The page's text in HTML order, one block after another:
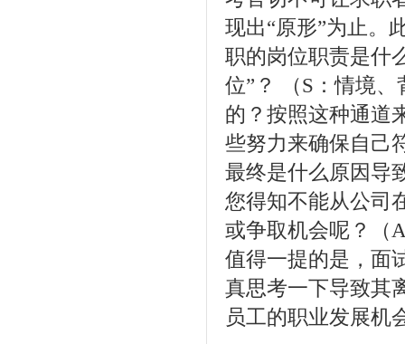
现出“原形”为止。
职的岗位职责是什
位”？ （S：情境
的？按照这种通道
些努力来确保自己
最终是什么原因导
您得知不能从公司
或争取机会呢？（
值得一提的是，面
真思考一下导致其
员工的职业发展机